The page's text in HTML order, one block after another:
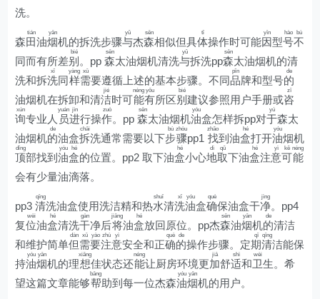
洗。
森田
tián
油烟
yān
机的拆洗步骤与
yǔ
杰森
sēn
相似但具体
tǐ
操作时可能因
yīn
型号
hào
不
bù
同而有所差别
bié
。pp森
sēn
太油烟机清洗与
yǔ
拆洗pp森
sēn
太油烟机的清
洗和拆洗
xǐ
同样
yàng
需
xū
要遵循上述的基本步骤。不同品
pǐn
牌和型号的
de
油烟机在拆卸和清洁
jié
时可能
néng
有
yǒu
所区别
bié
建议参照用户手册或咨
zī
询
xún
专业人 员
yuán
进
jìn
行操作
zuò
。pp森
sēn
太油烟机油
yóu
盒怎样拆pp对于
yú
森太
油烟机的
de
油盒拆
chāi
洗通常需要以下步
bù
骤
zhòu
pp1 找
zhǎo
到油盒
hé
打开油
yóu
烟机
顶
dǐng
部找到油
yóu
盒
hé
的位置。pp2 取下油盒
hé
小心地
dì
取
qǔ
下油盒
hé
注意
yì
可
kě
能
néng
会有少量油滴落。
pp3清
qīng
洗油盒使用洗洁精和热水
shuǐ
清洗
xǐ
油
yóu
盒确
què
保油盒干净
jìng
。pp4
复位
wèi
油盒
hé
清洗干
gàn
净后将
jiāng
油盒
hé
放回原位。pp杰森
sēn
油烟
yān
机的
de
清洁
和维护简单但
dàn
需
xū
要
yào
注
zhù
意
yì
安全和正确
què
的
de
操作步骤。定期
qī
清
qīng
洁能保
持油
yóu
烟
yān
机的理想
xiǎng
佳状态还能
néng
让厨房环境更加
jiā
舒适
shì
和卫
wèi
生。希
望这篇文章能够帮
bāng
助到每一位杰森油
yóu
烟
yān
机的用户。